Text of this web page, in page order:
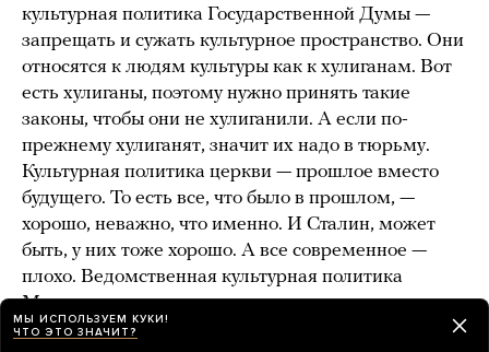
культурная политика Государственной Думы —
запрещать и сужать культурное пространство. Они
относятся к людям культуры как к хулиганам. Вот
есть хулиганы, поэтому нужно принять такие
законы, чтобы они не хулиганили. А если по-
прежнему хулиганят, значит их надо в тюрьму.
Культурная политика церкви — прошлое вместо
будущего. То есть все, что было в прошлом, —
хорошо, неважно, что именно. И Сталин, может
быть, у них тоже хорошо. А все современное —
плохо. Ведомственная культурная политика
Мединского — государство как заказчик.
У Администрации президента своя культурная
МЫ ИСПОЛЬЗУЕМ КУКИ!
ЧТО ЭТО ЗНАЧИТ?